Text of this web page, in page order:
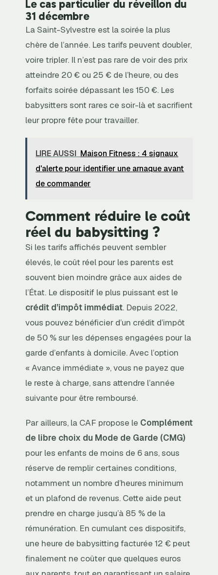
Le cas particulier du réveillon du
31 décembre
La Saint-Sylvestre est la soirée la plus
chère de l’année. Les tarifs peuvent doubler,
voire tripler. Il n’est pas rare de voir des prix
atteindre 20 € ou 25 € de l’heure, ou des
forfaits soirée dépassant les 150 €. Les
babysitters sont rares ce soir-là et sacrifient
leur propre fête pour travailler.
LIRE AUSSI Maison Fitness : 4 signaux
d'alerte pour identifier une arnaque avant
de commander
Comment réduire le coût
réel du babysitting ?
Si les tarifs affichés peuvent sembler
élevés, le coût réel pour les parents est
souvent bien moindre grâce aux aides de
l’État. Le dispositif le plus puissant est le
crédit d’impôt immédiat. Depuis 2022,
vous pouvez bénéficier d’un crédit d’impôt
de 50 % sur les dépenses engagées pour la
garde d’enfants à domicile. Avec l’option
« Avance immédiate », vous ne payez que
le reste à charge, sans attendre l’année
suivante pour être remboursé.
Par ailleurs, la CAF propose le Complément
de libre choix du Mode de Garde (CMG)
pour les enfants de moins de 6 ans, sous
réserve de remplir certaines conditions,
notamment un nombre d’heures minimum
et un plafond de revenus. Cette aide peut
prendre en charge jusqu’à 85 % de la
rémunération. En cumulant ces dispositifs,
une heure de babysitting facturée 12 € peut
finalement ne coûter que quelques euros